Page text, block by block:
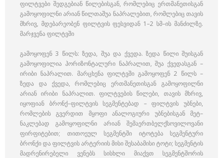
ფილტვები შედგებიან წილებისგან, რომლებიც ერთმანეთისგან
გამოყოფილნი არიან წილთაშუა ნაპრალებით, რომლებიც თავის
მხრივ, მდებარეობენ ფილტვის ფესვიდან 1–2 სმ–ის მანძილზე.
მარჯვენა ფილტვში
გამოყოფენ 3 წილს: ზედა, შუა და ქვედა. ზედა წილი შუისგან
გამოყოფილია ჰორიზონტალური ნაპრალით, შუა ქვედასგან –
ირიბი ნაპრალით. მარცხენა ფილტვში გამოყოფენ 2 წილს –
ზედა და ქვედა, რომლებიც ერთმანეთისგან გამოყოფილნი
არიან ირიბი ნაპრალით. ფილტვების წილები, თავის მხრივ,
იყოფიან ბრონქ–ფილტვის სეგმენტებად – ფილტვის უბნები,
რომლების გვერდით მყოფი ანალოგიური უბნებისგან მეტ–
ნაკლებად გამოყოფილნი არიან შემაერთბელქსოვილოვანი
ფირფიტებით; თითოეულ სეგმენტში იტოტება სეგმენტური
ბრონქი და ფილტვის არტერიის მისი შესაბამისი ტოტი; სეგმენტის
მადრენირებელი ვენებს სისხლი მიაქვთ სეგმენტშორის